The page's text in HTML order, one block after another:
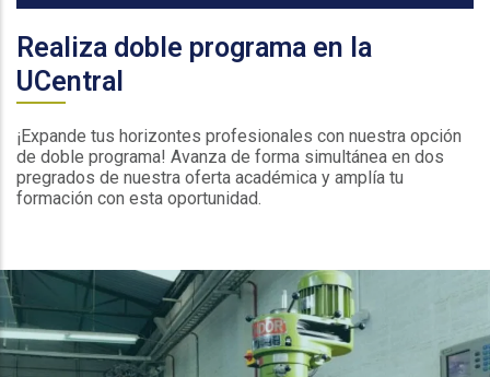
Realiza doble programa en la
UCentral
¡Expande tus horizontes profesionales con nuestra opción
de doble programa! Avanza de forma simultánea en dos
pregrados de nuestra oferta académica y amplía tu
formación con esta oportunidad.